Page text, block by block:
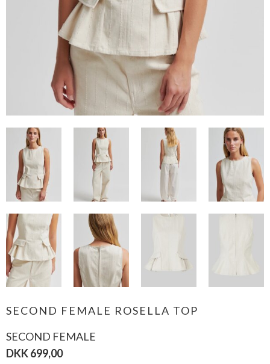
SECOND FEMALE ROSELLA TOP
SECOND FEMALE
DKK 699,00